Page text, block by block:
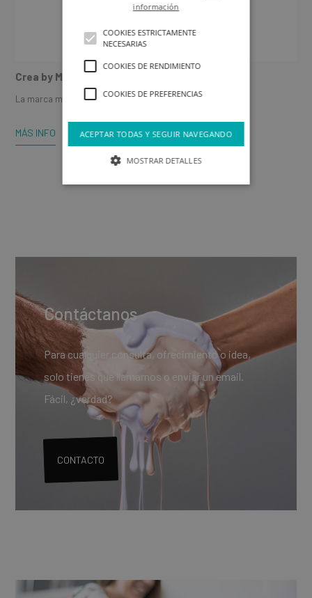
Crea by Montó Pinturas
La marca marca especialista en madera
MÁS INFO
Contáctanos
Para cualquier consulta, ofrecimiento o idea,
solo tienes que llamarnos o enviar un email.
Fácil, ¿verdad?
CONTACTO
información
COOKIES ESTRICTAMENTE
NECESARIAS
COOKIES DE RENDIMIENTO
COOKIES DE PREFERENCIAS
ACEPTAR TODAS Y SEGUIR NAVEGANDO
MOSTRAR DETALLES